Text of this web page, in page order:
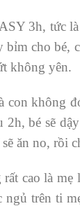
3h, tức
cho bé,
không yên.
không
bé sẽ
ăn no, rồi
cao là mẹ
trên ti